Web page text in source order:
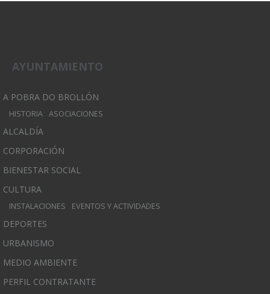
AYUNTAMIENTO
A POBRA DO BROLLÓN
HISTORIA ASOCIACIONES
ALCALDÍA
CORPORACIÓN
BIENESTAR SOCIAL
CULTURA
INSTALACIONES EVENTOS Y ACTIVIDADES
DEPORTES
URBANISMO
MEDIO AMBIENTE
PERFIL CONTRATANTE